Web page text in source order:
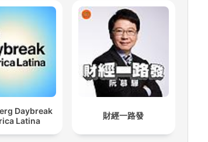
Daybreak
Latina
財經一路發